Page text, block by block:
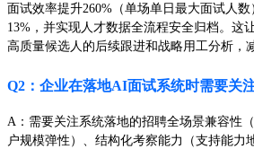
面试效率提升260%（单场单日最大面试人
13%，并实现人才数据全流程安全归档。这
高质量候选人的后续跟进和战略用工分析，
Q2：企业在落地AI面试系统时需要关
A：需要关注系统落地的招聘全场景兼容性
户规模弹性）、结构化考察能力（支持能力